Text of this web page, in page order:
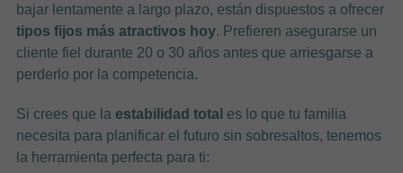
bajar lentamente a largo plazo, están dispuestos a ofrecer
tipos fijos más atractivos hoy. Prefieren asegurarse un
cliente fiel durante 20 o 30 años antes que arriesgarse a
perderlo por la competencia.
Si crees que la estabilidad total es lo que tu familia
necesita para planificar el futuro sin sobresaltos, tenemos
la herramienta perfecta para ti: